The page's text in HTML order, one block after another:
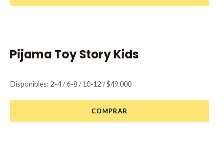
Pijama Toy Story Kids
Disponibles: 2-4 / 6-8 / 10-12 / $49.000
COMPRAR